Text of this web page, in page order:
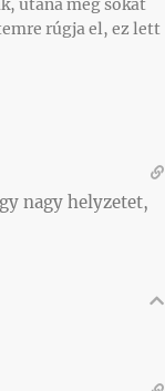
utána meg sokat
rúgja el, ez lett
nagy helyzetet,